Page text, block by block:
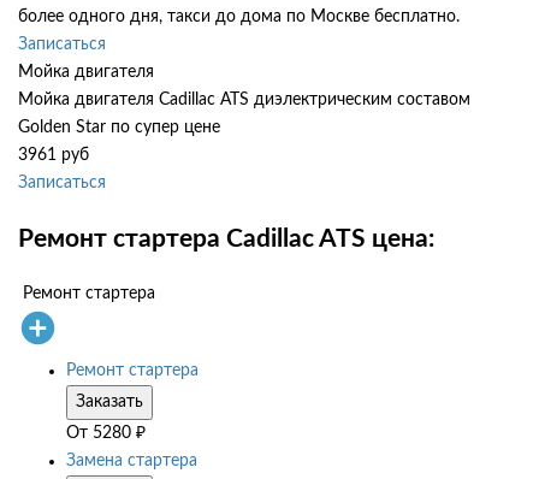
более одного дня, такси до дома по Москве бесплатно.
Записаться
Мойка двигателя
Мойка двигателя Cadillac ATS диэлектрическим составом
Golden Star по супер цене
3961 руб
Записаться
Ремонт стартера Cadillac ATS цена:
Ремонт стартера
Ремонт стартера
Заказать
От 5280 ₽
Замена стартера